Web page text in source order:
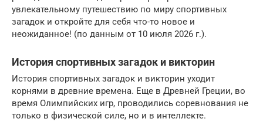
увлекательному путешествию по миру спортивных
загадок и откройте для себя что-то новое и
неожиданное! (по данным от 10 июля 2026 г.).
История спортивных загадок и викторин
История спортивных загадок и викторин уходит
корнями в древние времена. Еще в Древней Греции, во
время Олимпийских игр, проводились соревнования не
только в физической силе, но и в интеллекте.